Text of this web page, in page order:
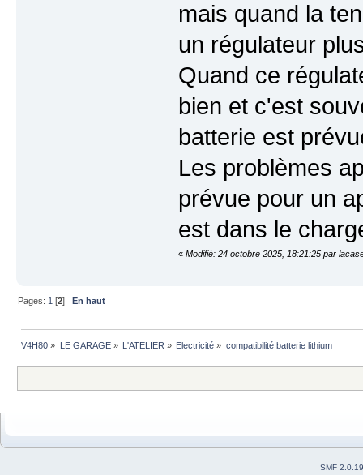
mais quand la
un régulateur
Quand ce
bien et c'est
batterie est
Les problèmes
prévue pour un
est dans le
« Modifié: 24 octobre 2025, 18:21:25 par
Pages:1 [2] En haut
V4H80 » LE GARAGE» L'ATELIER » Electricité » compatibilité batterie lithium
SMF 2.0.19